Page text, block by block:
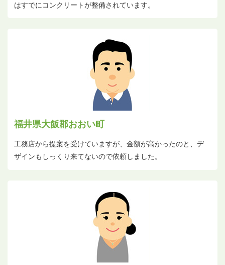
はすでにコンクリートが整備されています。
福井県大飯郡おおい町
工務店から提案を受けていますが、金額が高かったのと、デ
ザインもしっくり来てないので依頼しました。